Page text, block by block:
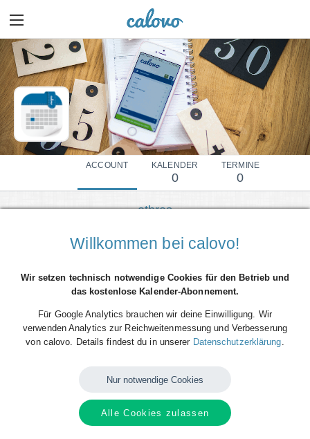
ACCOUNT KALENDER
0
TERMINE
0
othres
Mehr Details einblenden
Willkommen bei calovo!
Wir setzen technisch notwendige Cookies für den Betrieb und
das kostenlose Kalender-Abonnement.
Für Google Analytics brauchen wir deine Einwilligung. Wir
verwenden Analytics zur Reichweitenmessung und Verbesserung
von calovo. Details findest du in unserer Datenschutzerklärung
Nur notwendige Cookies
Alle Cookies zulassen